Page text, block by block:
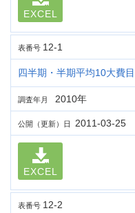
EXCEL
表番号 12-1
四半期・半期平均10大費
調査年月 2010年
公開（更新）日 2011-03-25
EXCEL
表番号 12-2